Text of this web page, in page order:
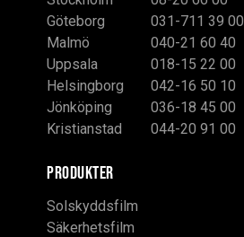
Göteborg
031-711 39 00
Malmö
040-21 60 40
Uppsala
018-15 22 00
Helsingborg
042-16 50 10
Jönköping
036-18 45 00
Kristianstad
044-20 91 00
PRODUKTER
Solskyddsfilm
Säkerhetsfilm